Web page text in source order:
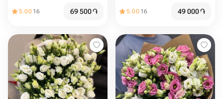
5.00 16 69 500֏ 5.00 16 49 000֏